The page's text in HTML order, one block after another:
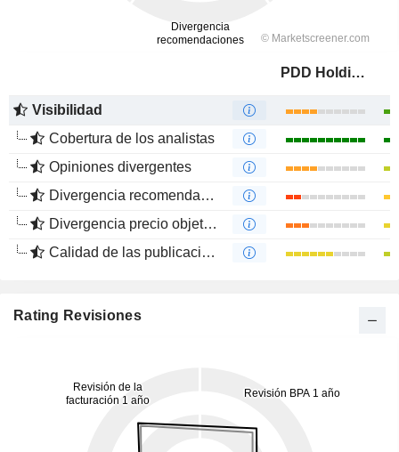
PDD Holdings Inc.
Visibilidad
Cobertura de los analistas
Opiniones divergentes
Divergencia recomendaciones analistas
Divergencia precio objetivo
Calidad de las publicaciones
Rating Revisiones